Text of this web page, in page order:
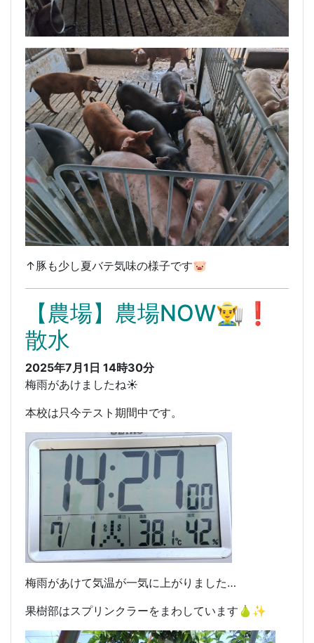
↑豚も少し夏バテ気味の様子です🐷
【農場】農場NOW👨‍🌾❗️
散水
2025年7月1日 14時30分
梅雨があけましたね☀
本校は只今テスト期間中です。
梅雨があけて気温が一気に上がりました…
果樹部はスプリンクラーをまわしています🍐✨